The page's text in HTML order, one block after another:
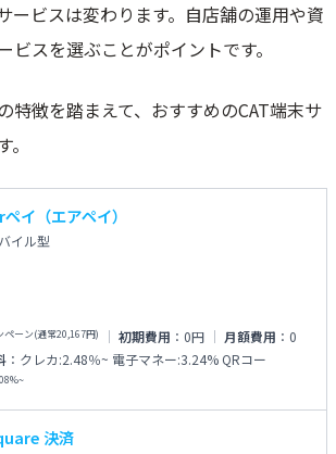
ービスは変わります。自店舗の運用や資
ビスを選ぶことがポイントです。
特徴を踏まえて、おすすめのCAT端末サ
イ（エアペイ）
イル型
ーン(通常20,167円) 初期費用 ： 0円 月額費用 ： 0
： クレカ:2.48％~ 電子マネー:3.24% QRコー
決済